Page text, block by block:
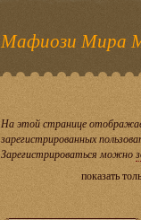
Мафиози Мира
На этой странице
зарегистрированных
Зарегистрироваться можно
показать